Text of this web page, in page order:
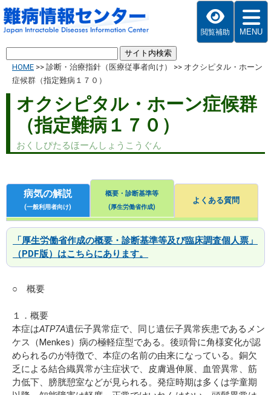
閲覧補助 MENU
HOME >> 診断・治療指針（医療従事者向け） >> オクシピタル・ホーン
症候群（指定難病１７０）
オクシピタル・ホーン症候群
（指定難病１７０）
おくしぴたるほーんしょうこうぐん
病気の解説
(一般利用者向け)
概要・診断基準等
(厚生労働省作成)
よくある質問
「厚生労働省作成の概要・診断基準等及び臨床調査個人票」
（PDF版）はこちらにあります。
○ 概要
１．概要
本症はATP7A遺伝子異常症で、同じ遺伝子異常疾患であるメン
ケス（Menkes）病の極軽症型である。後頭骨に角様変化が認
められるのが特徴で、本症の名前の由来になっている。銅欠
乏による結合織異常が主症状で、皮膚過伸展、血管異常、筋
力低下、膀胱憩室などが見られる。発症時期は多くは学童期